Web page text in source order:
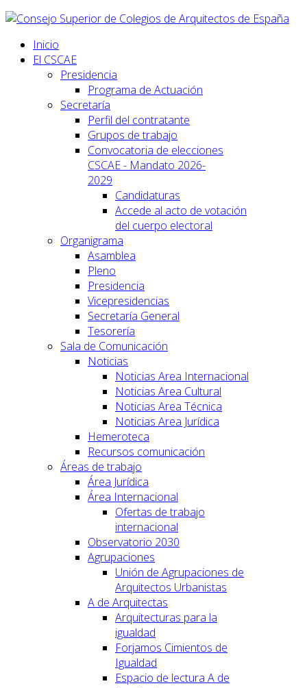
Inicio
El CSCAE
Presidencia
Programa de Actuación
Secretaría
Perfil del contratante
Grupos de trabajo
Convocatoria de elecciones
CSCAE - Mandato 2026-
2029
Candidaturas
Accede al acto de votación
del cuerpo electoral
Organigrama
Asamblea
Pleno
Presidencia
Vicepresidencias
Secretaría General
Tesorería
Sala de Comunicación
Noticias
Noticias Area Internacional
Noticias Area Cultural
Noticias Area Técnica
Noticias Area Jurídica
Hemeroteca
Recursos comunicación
Áreas de trabajo
Área Jurídica
Área Internacional
Ofertas de trabajo
internacional
Observatorio 2030
Agrupaciones
Unión de Agrupaciones de
Arquitectos Urbanistas
A de Arquitectas
Arquitecturas para la
igualdad
Forjamos Cimientos de
Igualdad
Espacio de lectura A de